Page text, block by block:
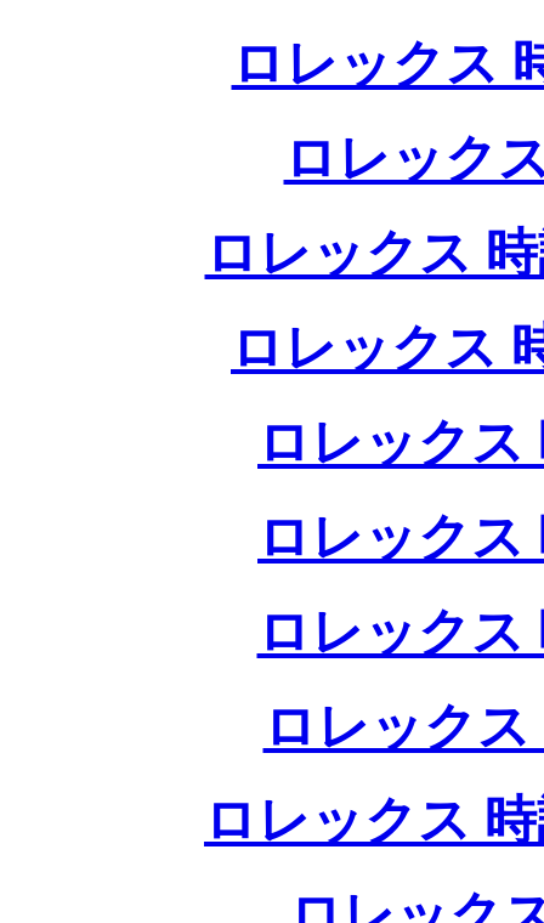
ロレックス
ロレック
ロレックス
ロレックス
ロレックス
ロレックス
ロレックス
ロレック
ロレックス